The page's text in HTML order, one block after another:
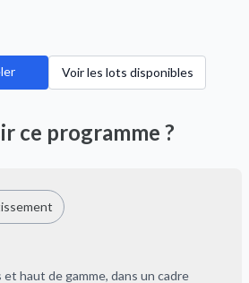
Voir les lots disponibles
ce programme ?
haut de gamme, dans un cadre